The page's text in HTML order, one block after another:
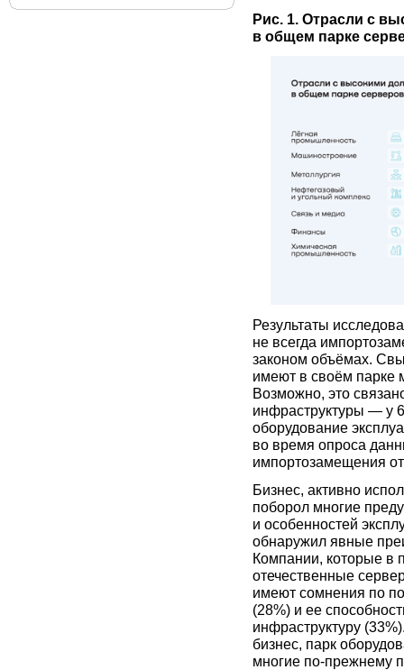
Рис. 1. Отрасли с
в общем парке
Результаты
не всегда
законом объёмах.
имеют в своём парке
Возможно, это
инфраструктуры — у
оборудование
во время опроса
импортозамещения
Бизнес, активно
поборол многие
и особенностей
обнаружил явные
Компании, которые в
отечественные
имеют сомнения по
(28%) и ее
инфраструктуру
бизнес, парк
многие по-прежнему